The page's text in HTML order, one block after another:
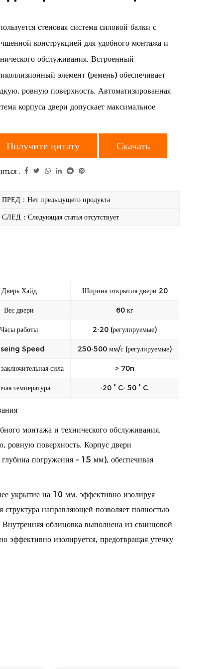
стеновая система силовой балки с
конструкцией для удобного монтажа и
обслуживания. Встроенный
элемент (ремень) обеспечивает
ровную поверхность. Автоматизированная
корпуса двери допускает максимальное
состоянии обеспечивает внутреннее
на 10 мм, эффективно изолируя внутреннюю
направляющей позволяет полностью
корпус двери, достигая вершины силовой
Получите цитату Скачать
:
ПРЕД：Нет предыдущего продукта
СЛЕД：Следующая статья отсутствует
Дверь Хайд Ширина открытия двери 20
Вес двери 60 кг
Часы работы 2-20 (регулируемые)
Speed 250-500 мм/с (регулируемые)
сила > 70n
температура -20 ° C- 50 ° C.
монтажа и технического обслуживания.
ровную поверхность. Корпус двери
глубина погружения – 15 мм), обеспечивая
укрытие на 10 мм, эффективно изолируя
направляющей позволяет полностью
облицовка выполнена из свинцовой
эффективно изолируется, предотвращая утечку